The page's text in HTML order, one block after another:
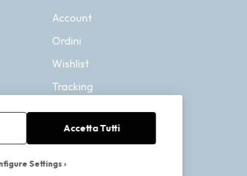
Account
Ordini
Wishlist
Tracking
Accetta Tutti
Settings